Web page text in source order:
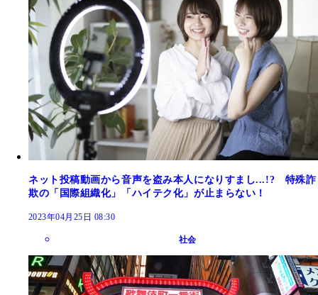
ネット投稿動画から音声を盗み本人になりすまし...!? 特殊詐
欺の「国際組織化」「ハイテク化」が止まらない！
2023年04月25日 08:30
社会